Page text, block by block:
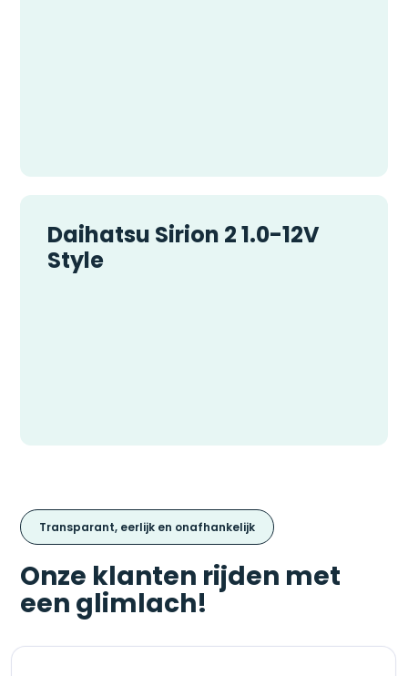
Daihatsu Sirion 2 1.0-12V
Style
Transparant, eerlijk en onafhankelijk
Onze klanten rijden met
een glimlach!